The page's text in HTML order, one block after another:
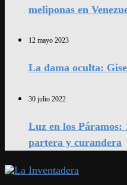
meliponas en
12 mayo 2023
La dama oculta:
30 julio 2022
Luz en los Páramos:
partera y curandera